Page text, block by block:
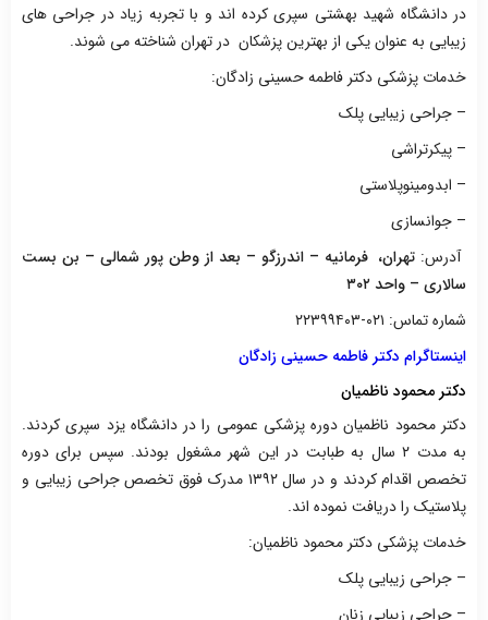
در دانشگاه شهید بهشتی سپری کرده اند و با تجربه زیاد در جراحی های
زیبایی به عنوان یکی از بهترین پزشکان در تهران شناخته می شوند.
خدمات پزشکی دکتر فاطمه حسینی زادگان:
– جراحی زیبایی پلک
– پیکرتراشی
– ابدومینوپلاستی
– جوانسازی
آدرس: تهران، فرمانیه – اندرزگو – بعد از وطن پور شمالی – بن بست
سالاری – واحد ۳۰۲
شماره تماس: ۰۲۱-۲۲۳۹۹۴۰۳
اینستاگرام دکتر فاطمه حسینی زادگان
دکتر محمود ناظمیان
دکتر محمود ناظمیان دوره پزشکی عمومی را در دانشگاه یزد سپری کردند.
به مدت ۲ سال به طبابت در این شهر مشغول بودند. سپس برای دوره
تخصص اقدام کردند و در سال ۱۳۹۲ مدرک فوق تخصص جراحی زیبایی و
پلاستیک را دریافت نموده اند.
خدمات پزشکی دکتر محمود ناظمیان:
– جراحی زیبایی پلک
– جراحی زیبایی زنان